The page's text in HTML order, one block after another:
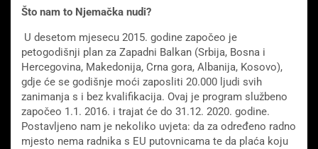
Što nam to Njemačka nudi?
U desetom mjesecu 2015. godine započeo je
petogodišnji plan za Zapadni Balkan (Srbija, Bosna i
Hercegovina, Makedonija, Crna gora, Albanija, Kosovo),
gdje će se godišnje moći zaposliti 20.000 ljudi svih
zanimanja s i bez kvalifikacija. Ovaj je program službeno
započeo 1.1. 2016. i trajat će do 31.12. 2020. godine.
Postavljeno nam je nekoliko uvjeta: da za određeno radno
mjesto nema radnika s EU putovnicama te da plaća koju